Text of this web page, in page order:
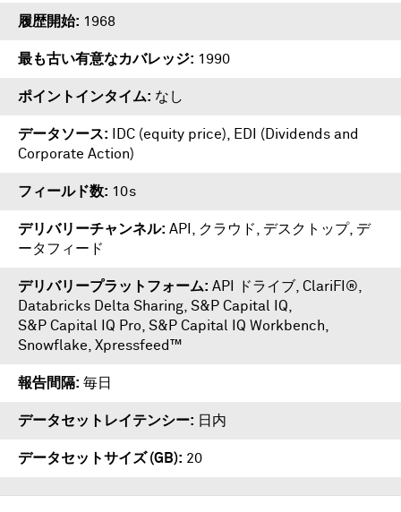
履歴開始 1968
最も古い有意なカバレッジ 1990
ポイントインタイム なし
データソース
IDC (equity price), EDI (Dividends and
Corporate Action)
フィールド数 10s
デリバリーチャンネル API, クラウド, デスクトップ, デ
ータフィード
デリバリープラットフォーム API ドライブ ClariFI®
Databricks Delta Sharing S&P Capital IQ
S&P Capital IQ Pro S&P Capital IQ Workbench
Snowflake
Xpressfeed™
報告間隔 毎日
データセットレイテンシー 日内
データセットサイズ (GB) 20